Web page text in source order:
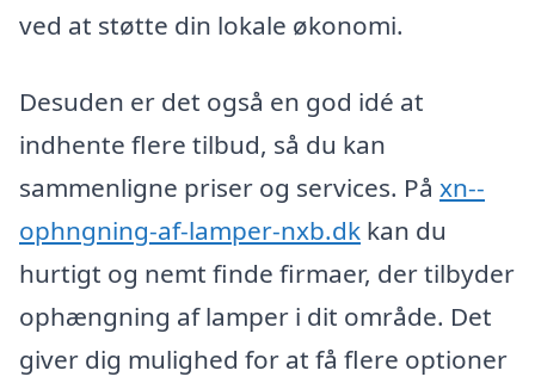
ved at støtte din lokale økonomi.
Desuden er det også en god idé at
indhente flere tilbud, så du kan
sammenligne priser og services. På xn--
ophngning-af-lamper-nxb.dk kan du
hurtigt og nemt finde firmaer, der tilbyder
ophængning af lamper i dit område. Det
giver dig mulighed for at få flere optioner